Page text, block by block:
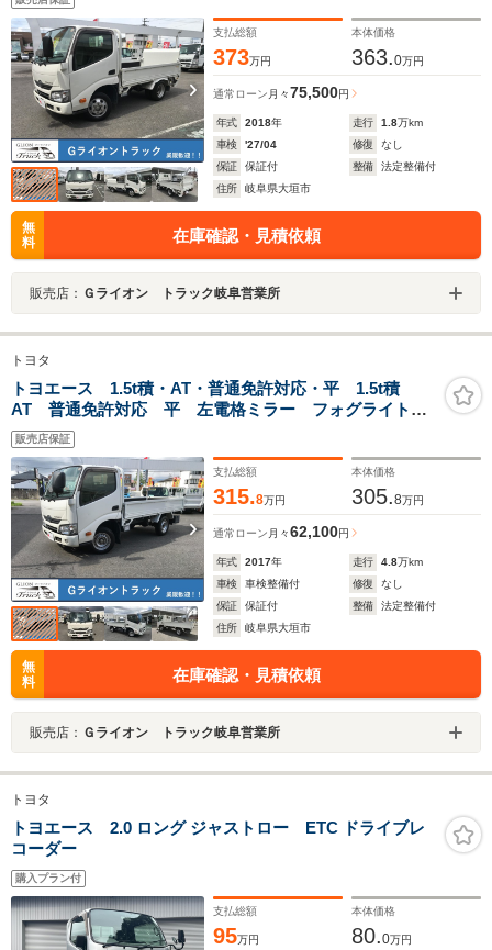
ロアマット ドアバイザー 荷台内寸 L2859 W1611 H377
ステージ長780 地上高650
支払総額
373万円
本体価格
363.0万円
通常ローン 月々75,500円
年式 2018年 走行 1.8万km
車検
'27/04 修復
なし
保証
保証付 整備
法定整備付
住所
岐阜県大垣市
無
料
在庫確認・見積依頼
販売店： Ｇライオン トラック岐阜営業所
トヨタ
トヨエース 1.5t積・AT・普通免許対応・平 1.5t積
AT 普通免許対応 平 左電格ミラー フォグライト
ETC ロングボディ 三方開 荷台内寸 L3104 W1595
H382
販売店保証
支払総額
315.8万円
本体価格
305.8万円
通常ローン 月々62,100円
年式 2017年 走行 4.8万km
車検
車検整備付 修復
なし
保証
保証付 整備
法定整備付
住所
岐阜県大垣市
無
料
在庫確認・見積依頼
販売店： Ｇライオン トラック岐阜営業所
トヨタ
トヨエース 2.0 ロング ジャストロー ETC ドライブレ
コーダー
購入プラン付
支払総額
95万円
本体価格
80.0万円